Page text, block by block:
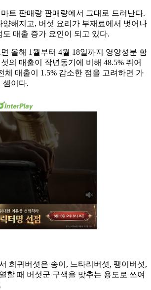
트 판매량 판매량에서 그대로 드러난다.
양해지고, 버섯 요리가 부재료에서 벗어나
도 매출 증가 요인이 되고 있다.
올해 1월부터 4월 18일까지 영양성분 함
의 매출이 작년동기에 비해 48.5% 뛰어
체 매출이 1.5% 감소한 점을 고려하면 가
셈이다.
희귀버섯은 송이, 느타리버섯, 팽이버섯,
할 때 버섯군 구색을 맞추는 용도로 쓰여